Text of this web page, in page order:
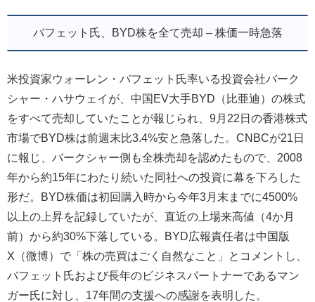
バフェット氏、BYD株を全て売却 – 株価一時急落
米投資家ウォーレン・バフェット氏率いる投資会社バーク
シャー・ハサウェイが、中国EV大手BYD（比亜迪）の株式
をすべて売却していたことが報じられ、9月22日の香港株式
市場でBYD株は前週末比3.4%安と急落した。CNBCが21日
に報じ、バークシャー側も全株売却を認めたもので、2008
年から約15年にわたり続いた同社への投資に幕を下ろした
形だ。BYD株価は初回購入時から今年3月末までに4500%
以上の上昇を記録していたが、直近の上場来高値（4か月
前）から約30%下落している。BYD広報責任者は中国版
X（微博）で「株の売買はごく自然なこと」とコメントし、
バフェット氏および長年のビジネスパートナーであるマン
ガー氏に対し、17年間の支援への感謝を表明した。